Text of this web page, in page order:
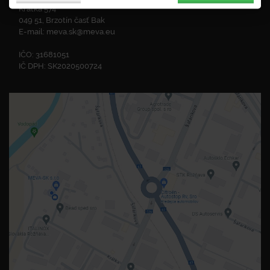
Krátka 574
049 51, Brzotín časť Bak
E-mail: meva.sk@meva.eu
IČO: 31681051
IČ DPH: SK2020500724